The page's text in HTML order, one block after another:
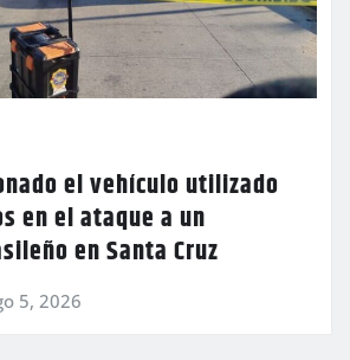
el vehículo utilizado
en el ataque a un
en Santa Cruz
5, 2026